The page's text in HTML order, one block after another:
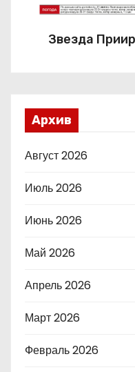
Звезда
Архив
Август 2026
Июль 2026
Июнь 2026
Май 2026
Апрель 2026
Март 2026
Февраль 2026